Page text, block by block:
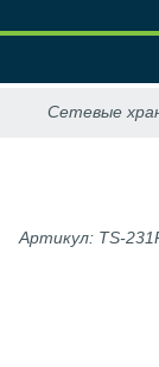
Артикул: TS-